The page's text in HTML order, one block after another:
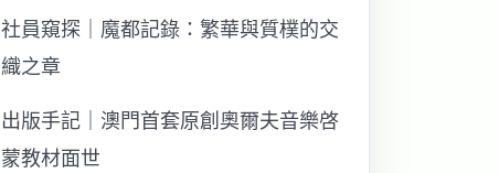
社員窺探｜魔都記錄：繁華與質樸的交
織之章
出版手記｜澳門首套原創奧爾夫音樂啓
蒙教材面世